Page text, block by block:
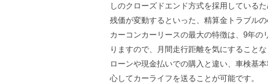
しのクローズドエンド方式を採用している
残価が変動するといった、精算金トラブルの
カーコンカーリースの最大の特徴は、9年
りますので、月間走行距離を気にすること
ローンや現金払いでの購入と違い、車検基
心してカーライフを送ることが可能です。